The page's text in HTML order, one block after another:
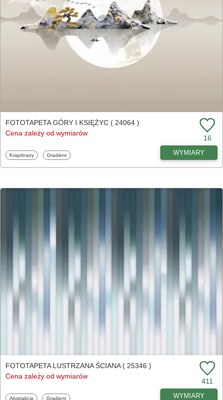
FOTOTAPETA GÓRY I KSIĘŻYC ( 24064 )
Cena zależy od wymiarów
16
Fototapety
Krajobrazy Fototapety
Gradient WYMIARY
FOTOTAPETA LUSTRZANA ŚCIANA ( 25346 )
Cena zależy od wymiarów
411
Fototapety
Abstrakcja Fototapety
Gradient WYMIARY